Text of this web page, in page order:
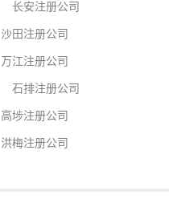
长安注册公司
沙田注册公司
万江注册公司
石排注册公司
高埗注册公司
洪梅注册公司